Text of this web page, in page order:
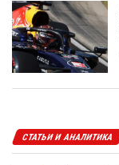
СТАТЬИ И АНАЛИТИКА